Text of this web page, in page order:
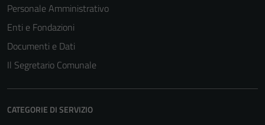
Personale Amministrativo
Enti e Fondazioni
Documenti e Dati
Il Segretario Comunale
CATEGORIE DI SERVIZIO